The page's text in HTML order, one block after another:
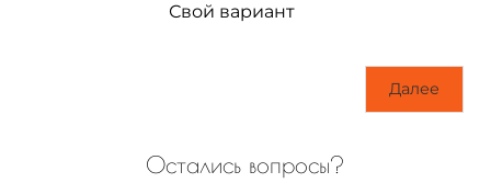
Свой вариант
Далее
Остались вопросы?